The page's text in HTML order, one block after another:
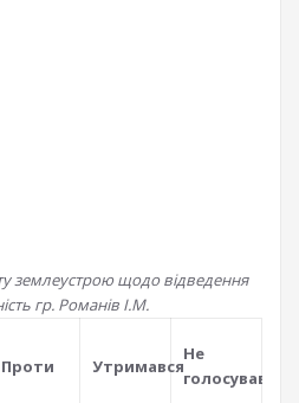
землеустрою щодо відведення
гр. Романів І.М.
Проти Утримався
Не
голосував